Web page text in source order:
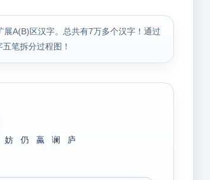
A(B)区汉字。总共有7万多个汉字！通过
笔拆分过程图！
妨 仍 蠃 谰 庐